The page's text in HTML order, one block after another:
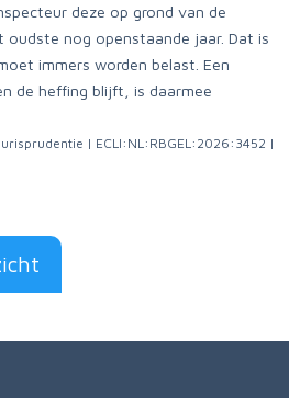
deze op grond van de
oudste nog openstaande jaar. Dat is
immers worden belast. Een
de heffing blijft, is daarmee
| ECLI:NL:RBGEL:2026:3452 |